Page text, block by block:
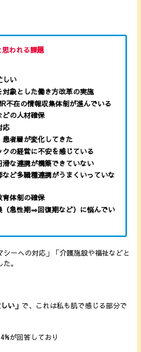
われる課題
しい
対象とした働き方改革の実施
不在の情報収集体制が進んでいる
どの人材確保
応
者層が変化してきた
の経営に不安を感じている
滑な連携が構築できていない
ど多職種連携がうまくいっていな
体制の確保
（急性期⇒回復期など）に悩んでい
シーへの対応」「介護施設や福祉などと
。
い」 で、これは私も肌で感じる部分で
が回答しており